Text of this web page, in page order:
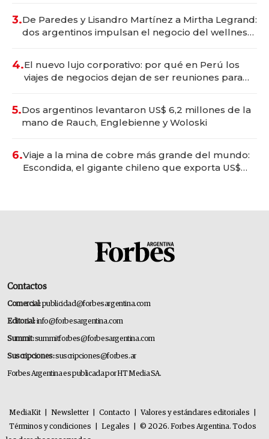
3.De Paredes y Lisandro Martínez a Mirtha Legrand:
dos argentinos impulsan el negocio del wellness
4.El nuevo lujo corporativo: por qué en Perú los
viajes de negocios dejan de ser reuniones para
5.Dos argentinos levantaron US$ 6,2 millones de la
mano de Rauch, Englebienne y Woloski
6.Viaje a la mina de cobre más grande del mundo:
Escondida, el gigante chileno que exporta US$
Contactos
Comercial:publicidad@forbesargentina.com
Editorial:info@forbesargentina.com
Summit:summitforbes@forbesargentina.com
Suscripciones:suscripciones@forbes.ar
Forbes Argentina es publicada por HT Media SA.
MediaKit Newsletter Contacto Valores y estándares editoriales
Términos y condiciones
Legales
© 2026. Forbes Argentina. Todos